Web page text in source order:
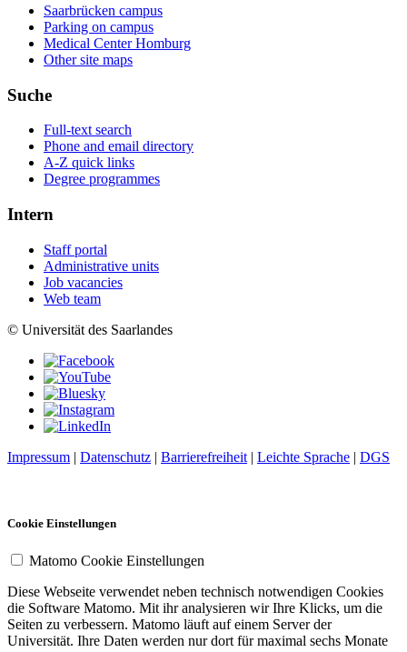
Saarbrücken campus
Parking on campus
Medical Center Homburg
Other site maps
Suche
Full-text search
Phone and email directory
A-Z quick links
Degree programmes
Intern
Staff portal
Administrative units
Job vacancies
Web team
© Universität des Saarlandes
Impressum | Datenschutz | Barrierefreiheit | Leichte Sprache | DGS
Cookie Einstellungen
Matomo Cookie Einstellungen
Diese Webseite verwendet neben technisch notwendigen Cookies
die Software Matomo. Mit ihr analysieren wir Ihre Klicks, um die
Seiten zu verbessern. Matomo läuft auf einem Server der
Universität. Ihre Daten werden nur dort für maximal sechs Monate